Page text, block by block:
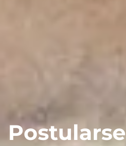
Postularse